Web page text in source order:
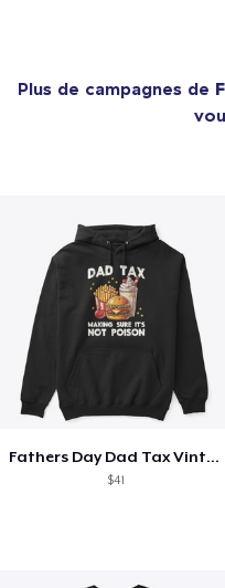
Plus de campagnes de
Fathers Day Dad Tax Vintage Papa T-Shirt
$41